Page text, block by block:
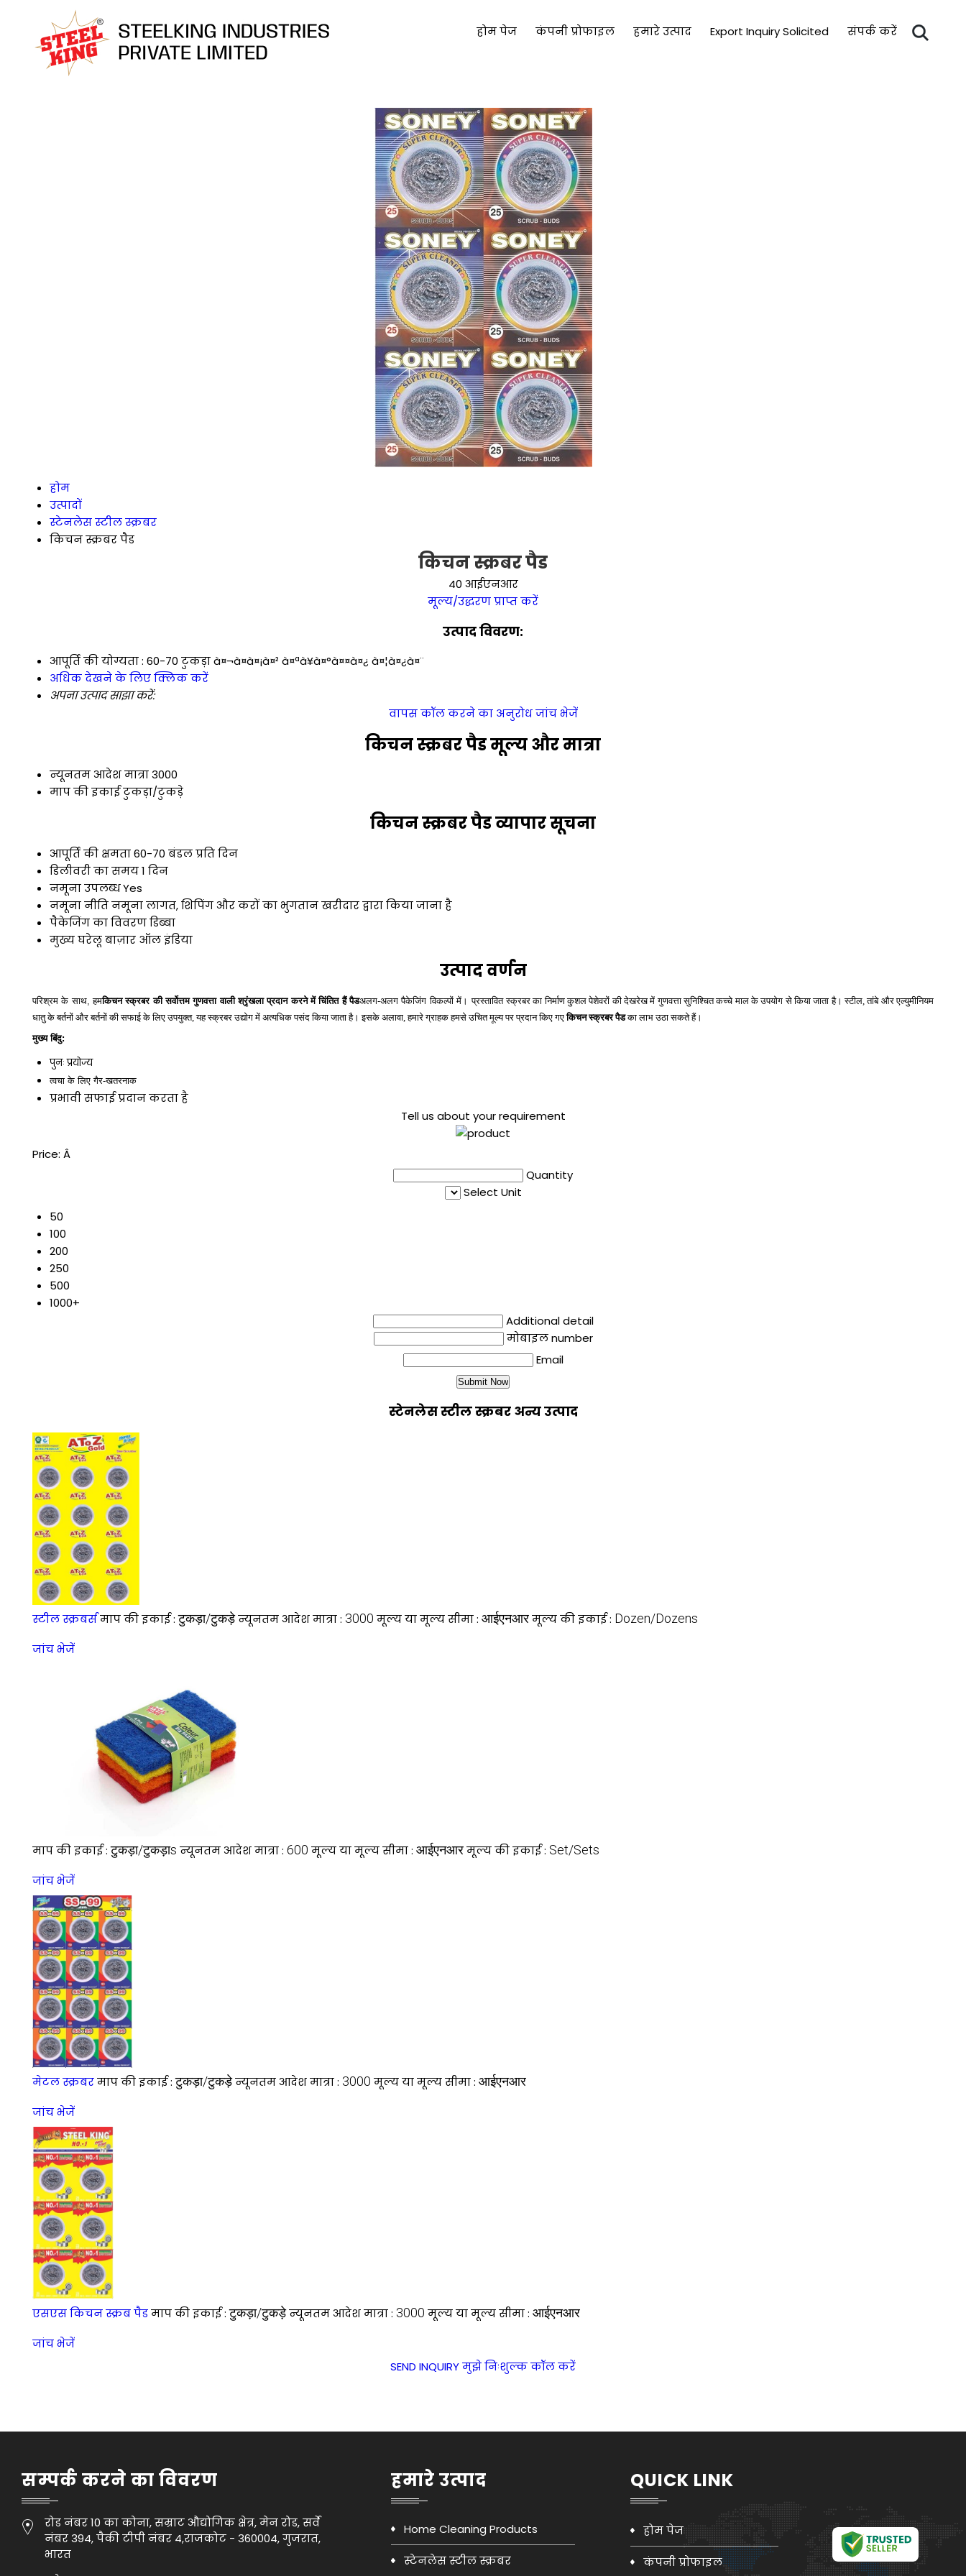
होम पेज कंपनी प्रोफाइल हमारे उत्पाद Export Inquiry Solicited संपर्क करें
होम
उत्पादों
स्टेनलेस स्टील स्क्रबर
किचन स्क्रबर पैड
किचन स्क्रबर पैड
40 आईएनआर
मूल्य/उद्धरण प्राप्त करें
उत्पाद विवरण:
आपूर्ति की योग्यता : 60-70 टुकड़ा à¤¬à¤à¤¡à¤² à¤ªà¥à¤°à¤¤à¤¿ à¤¦à¤¿à¤¨
अधिक देखने के लिए क्लिक करें
अपना उत्पाद साझा करें:
वापस कॉल करने का अनुरोध जांच भेजें
किचन स्क्रबर पैड मूल्य और मात्रा
न्यूनतम आदेश मात्रा3000
माप की इकाईटुकड़ा/टुकड़े
किचन स्क्रबर पैड व्यापार सूचना
आपूर्ति की क्षमता60-70 बंडल प्रति दिन
डिलीवरी का समय1 दिन
नमूना उपलब्धYes
नमूना नीतिनमूना लागत, शिपिंग और करों का भुगतान खरीदार द्वारा किया जाना है
पैकेजिंग का विवरणडिब्बा
मुख्य घरेलू बाज़ार ऑल इंडिया
उत्पाद वर्णन
परिश्रम के साथ, हमकिचन स्क्रबर की सर्वोत्तम गुणवत्ता वाली श्रृंखला प्रदान करने में चिंतित हैं पैडअलग-अलग पैकेजिंग विकल्पों में। प्रस्तावित स्क्रबर का निर्माण कुशल पेशेवरों की देखरेख में गुणवत्ता सुनिश्चित कच्चे माल के उपयोग से किया जाता है। स्टील, तांबे और एल्युमीनियम
धातु के बर्तनों और बर्तनों की सफाई के लिए उपयुक्त, यह स्क्रबर उद्योग में अत्यधिक पसंद किया जाता है। इसके अलावा, हमारे ग्राहक हमसे उचित मूल्य पर प्रदान किए गएकिचन स्क्रबर पैडका लाभ उठा सकते हैं।
मुख्य बिंदु:
पुनः प्रयोज्य
त्वचा के लिए गैर-खतरनाक
प्रभावी सफाई प्रदान करता है
Tell us about your requirement
Price: Â
Quantity
Select Unit
50
100
200
250
500
1000+
Additional detail
मोबाइल number
Email
स्टेनलेस स्टील स्क्रबर अन्य उत्पाद
स्टील स्क्रबर्समाप की इकाई :टुकड़ा/टुकड़ेन्यूनतम आदेश मात्रा : 3000 मूल्य या मूल्य सीमा : आईएनआरमूल्य की इकाई : Dozen/Dozens
जांच भेजें
माप की इकाई :टुकड़ा/टुकड़ाs न्यूनतम आदेश मात्रा : 600 मूल्य या मूल्य सीमा : आईएनआरमूल्य की इकाई : Set/Sets
जांच भेजें
मेटल स्क्रबरमाप की इकाई :टुकड़ा/टुकड़ेन्यूनतम आदेश मात्रा : 3000 मूल्य या मूल्य सीमा : आईएनआर
जांच भेजें
एसएस किचन स्क्रब पैडमाप की इकाई :टुकड़ा/टुकड़ेन्यूनतम आदेश मात्रा : 3000 मूल्य या मूल्य सीमा : आईएनआर
जांच भेजें
SEND INQUIRYमुझे निःशुल्क कॉल करें
सम्पर्क करने का विवरण
रोड नंबर 10 का कोना, सम्राट औद्योगिक क्षेत्र, मेन रोड, सर्वे
नंबर 394, पैकी टीपी नंबर 4,राजकोट - 360004, गुजरात,
भारत
हमारे उत्पाद
Home Cleaning Products
स्टेनलेस स्टील स्क्रबर
QUICK LINK
होम पेज
कंपनी प्रोफाइल